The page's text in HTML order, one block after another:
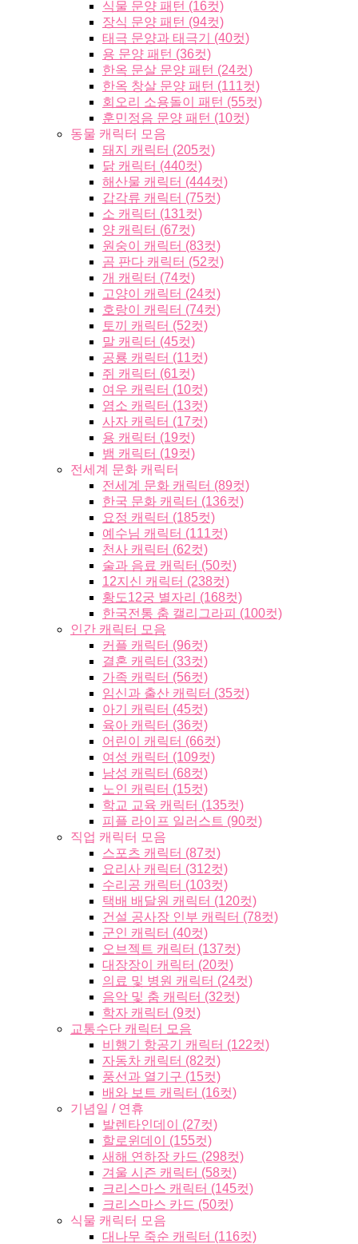
식물 문양 패턴 (16컷)
장식 문양 패턴 (94컷)
태극 문양과 태극기 (40컷)
용 문양 패턴 (36컷)
한옥 문살 문양 패턴 (24컷)
한옥 창살 문양 패턴 (111컷)
회오리 소용돌이 패턴 (55컷)
훈민정음 문양 패턴 (10컷)
동물 캐릭터 모음
돼지 캐릭터 (205컷)
닭 캐릭터 (440컷)
해산물 캐릭터 (444컷)
갑각류 캐릭터 (75컷)
소 캐릭터 (131컷)
양 캐릭터 (67컷)
원숭이 캐릭터 (83컷)
곰 판다 캐릭터 (52컷)
개 캐릭터 (74컷)
고양이 캐릭터 (24컷)
호랑이 캐릭터 (74컷)
토끼 캐릭터 (52컷)
말 캐릭터 (45컷)
공룡 캐릭터 (11컷)
쥐 캐릭터 (61컷)
여우 캐릭터 (10컷)
염소 캐릭터 (13컷)
사자 캐릭터 (17컷)
용 캐릭터 (19컷)
뱀 캐릭터 (19컷)
전세계 문화 캐릭터
전세계 문화 캐릭터 (89컷)
한국 문화 캐릭터 (136컷)
요정 캐릭터 (185컷)
예수님 캐릭터 (111컷)
천사 캐릭터 (62컷)
술과 음료 캐릭터 (50컷)
12지신 캐릭터 (238컷)
황도12궁 별자리 (168컷)
한국전통 춤 캘리그라피 (100컷)
인간 캐릭터 모음
커플 캐릭터 (96컷)
결혼 캐릭터 (33컷)
가족 캐릭터 (56컷)
임신과 출산 캐릭터 (35컷)
아기 캐릭터 (45컷)
육아 캐릭터 (36컷)
어린이 캐릭터 (66컷)
여성 캐릭터 (109컷)
남성 캐릭터 (68컷)
노인 캐릭터 (15컷)
학교 교육 캐릭터 (135컷)
피플 라이프 일러스트 (90컷)
직업 캐릭터 모음
스포츠 캐릭터 (87컷)
요리사 캐릭터 (312컷)
수리공 캐릭터 (103컷)
택배 배달원 캐릭터 (120컷)
건설 공사장 인부 캐릭터 (78컷)
군인 캐릭터 (40컷)
오브젝트 캐릭터 (137컷)
대장장이 캐릭터 (20컷)
의료 및 병원 캐릭터 (24컷)
음악 및 춤 캐릭터 (32컷)
학자 캐릭터 (9컷)
교통수단 캐릭터 모음
비행기 항공기 캐릭터 (122컷)
자동차 캐릭터 (82컷)
풍선과 열기구 (15컷)
배와 보트 캐릭터 (16컷)
기념일 / 연휴
발렌타인데이 (27컷)
할로윈데이 (155컷)
새해 연하장 카드 (298컷)
겨울 시즌 캐릭터 (58컷)
크리스마스 캐릭터 (145컷)
크리스마스 카드 (50컷)
식물 캐릭터 모음
대나무 죽순 캐릭터 (116컷)